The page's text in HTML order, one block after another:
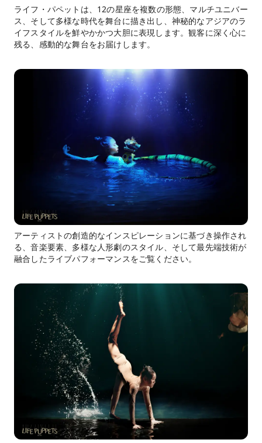
ライフ・パペットは、12の星座を複数の形態、マルチユニバー
ス、そして多様な時代を舞台に描き出し、神秘的なアジアのラ
イフスタイルを鮮やかかつ大胆に表現します。観客に深く心に
残る、感動的な舞台をお届けします。
アーティストの創造的なインスピレーションに基づき操作され
る、音楽要素、多様な人形劇のスタイル、そして最先端技術が
融合したライブパフォーマンスをご覧ください。